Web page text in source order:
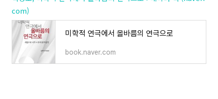
com)
미학적 연극에서 올바름의 연극으로
book.naver.com